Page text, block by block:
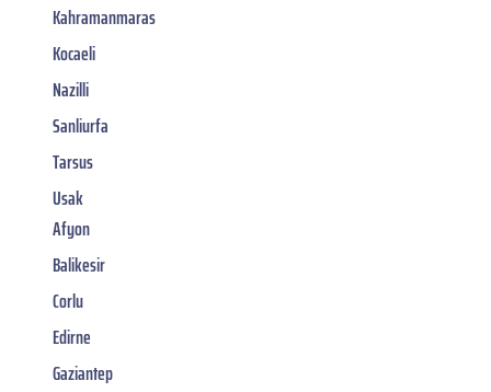
Kahramanmaras
Kocaeli
Nazilli
Sanliurfa
Tarsus
Usak
Afyon
Balikesir
Corlu
Edirne
Gaziantep